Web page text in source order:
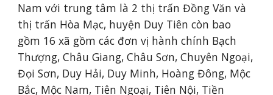
Nam với trung tâm là 2 thị trấn Đồng Văn và
thị trấn Hòa Mạc, huyện Duy Tiên còn bao
gồm 16 xã gồm các đơn vị hành chính Bạch
Thượng, Châu Giang, Châu Sơn, Chuyên Ngoại,
Đọi Sơn, Duy Hải, Duy Minh, Hoàng Đông, Mộc
Bắc, Mộc Nam, Tiên Ngoại, Tiên Nội, Tiền